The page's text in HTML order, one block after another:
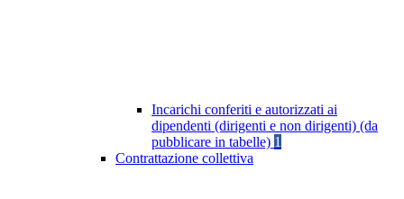
Incarichi conferiti e autorizzati ai
dipendenti (dirigenti e non dirigenti) (da
pubblicare in tabelle) 1
Contrattazione collettiva